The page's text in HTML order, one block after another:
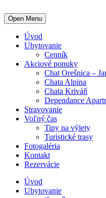
Open Menu
Úvod
Ubytovanie
Cenník
Akciové ponuky
Chat Orešnica –
Chata Alpina
Chata Kriváň
Dependance
Stravovanie
Voľný čas
Tipy na výlety
Turistické trasy
Fotogaléria
Kontakt
Rezervácie
Úvod
Ubytovanie